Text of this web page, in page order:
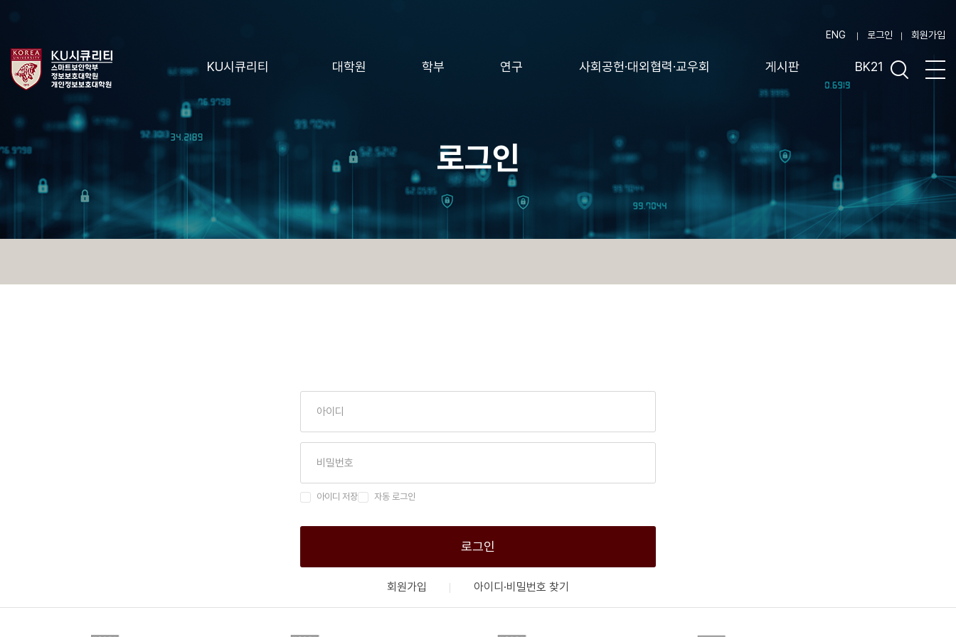
ENG 로그인 회원가입
KU시큐리티 대학원 학부 연구 사회공헌·대외협력·교우회 게시판 BK21
로그인
아이디 저장 자동 로그인
로그인
회원가입 아이디·비밀번호 찾기